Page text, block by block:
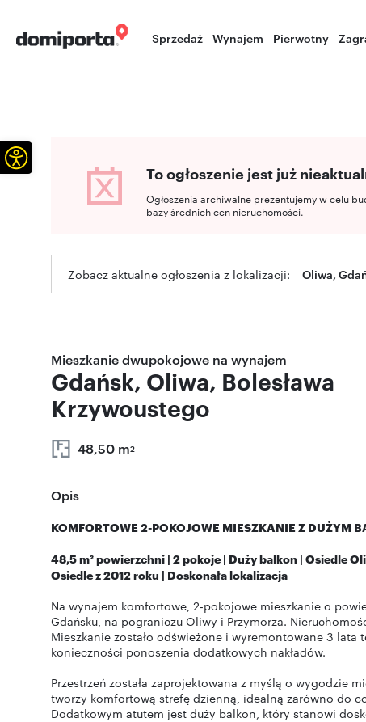
Sprzedaż Wynajem Pierwotny
To ogłoszenie jest już
Ogłoszenia archiwalne prezentujemy w celu
bazy średnich cen nieruchomości.
Zobacz aktualne ogłoszenia z lokalizacji: Oliwa,
Mieszkanie dwupokojowe na wynajem
Gdańsk, Oliwa, Bolesława
Krzywoustego
48,50 m2
Opis
KOMFORTOWE 2-POKOJOWE MIESZKANIE Z DUŻYM
48,5 m² powierzchni | 2 pokoje | Duży balkon | Osiedle
Osiedle z 2012 roku | Doskonała lokalizacja
Na wynajem komfortowe, 2-pokojowe mieszkanie o
Gdańsku, na pograniczu Oliwy i Przymorza.
Mieszkanie zostało odświeżone i wyremontowane 3
konieczności ponoszenia dodatkowych nakładów.
Przestrzeń została zaprojektowana z myślą o wygodzie
tworzy komfortową strefę dzienną, idealną zarówno do
Dodatkowym atutem jest duży balkon, który stanowi
Otwórz pasek narzędzi